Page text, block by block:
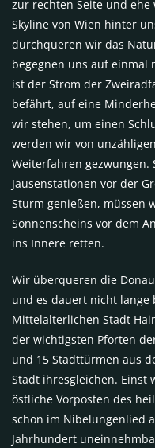
zur rechten Seite und
Skyline von Wien hinter
durchqueren wir das
begegnen uns auf einmal
ist der Strom der
befährt, auf eine
wir stehen, um einen
werden wir von
Weiterfahren
Jausenstationen vor der
Sturm genießen, müssen
Sonnenscheins vor dem
ins Innere retten.
Wir überqueren die
und es dauert nicht lange
Mittelalterlichen Stadt
der wichtigsten Pforten
und 15 Stadttürmen aus
Stadt ihresgleichen. Einst
östliche Vorposten des
schon im Nibelungenlied
Jahrhundert